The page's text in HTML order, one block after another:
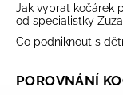
Jak vybrat kočárek
od specialistky
Co podniknout s
POROVNÁNÍ